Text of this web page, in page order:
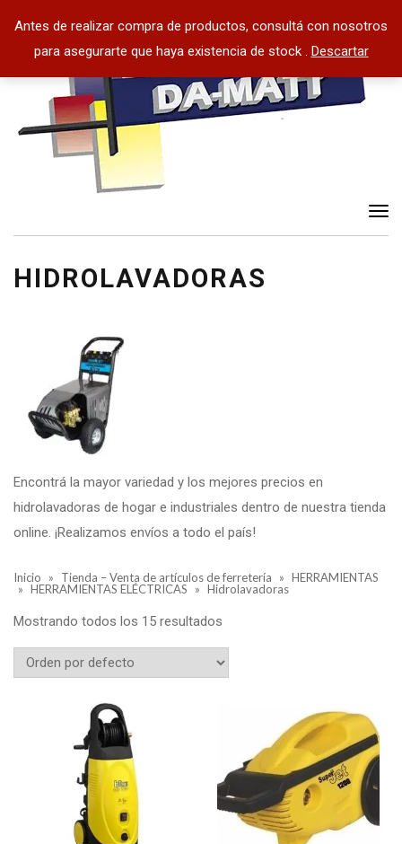
Antes de realizar compra de productos, consultá con nosotros
para asegurarte que haya existencia de stock . Descartar
HIDROLAVADORAS
Encontrá la mayor variedad y los mejores precios en
hidrolavadoras de hogar e industriales dentro de nuestra tienda
online. ¡Realizamos envíos a todo el país!
Inicio » Tienda – Venta de artículos de ferretería » HERRAMIENTAS
» HERRAMIENTAS ELÉCTRICAS » Hidrolavadoras
Mostrando todos los 15 resultados